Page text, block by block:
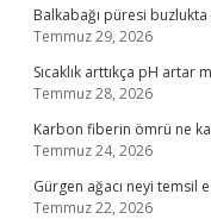
Balkabağı püresi
Temmuz 29, 2026
Sıcaklık arttıkça pH artar
Temmuz 28, 2026
Karbon fiberin ömrü ne
Temmuz 24, 2026
Gürgen ağacı neyi temsil
Temmuz 22, 2026